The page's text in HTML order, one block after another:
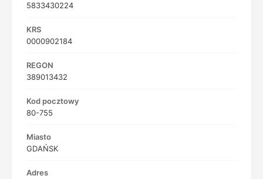
5833430224
KRS
0000902184
REGON
389013432
Kod pocztowy
80-755
Miasto
GDAŃSK
Adres